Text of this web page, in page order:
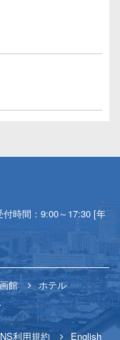
時間：9:00～17:30 [年
館
ホテル
利用規約 English